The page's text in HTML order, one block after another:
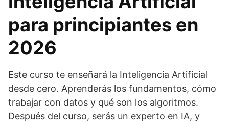
para principiantes en
2026
Este curso te enseñará la Inteligencia Artificial
desde cero. Aprenderás los fundamentos, cómo
trabajar con datos y qué son los algoritmos.
Después del curso, serás un experto en IA, y